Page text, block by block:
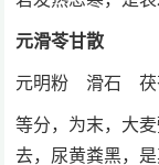
元滑苓甘散
元明粉 滑石
等分，为末，大
去，尿黄粪黑，是